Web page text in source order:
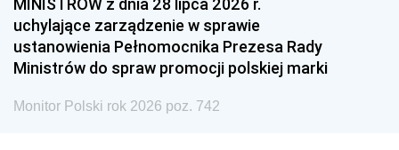
uchylające zarządzenie w sprawie
ustanowienia Pełnomocnika Prezesa Rady
Ministrów do spraw promocji polskiej marki
Monitor Polski rok 2026 poz. 742